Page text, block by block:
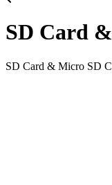
SD Card
SD Card & Micro SD